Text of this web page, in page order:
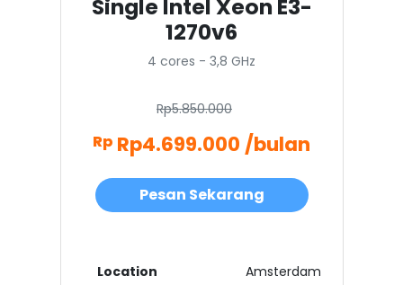
Single Intel Xeon E3-
1270v6
4 cores - 3,8 GHz
Rp5.850.000
Rp Rp4.699.000 /bulan
Pesan Sekarang
Location Amsterdam